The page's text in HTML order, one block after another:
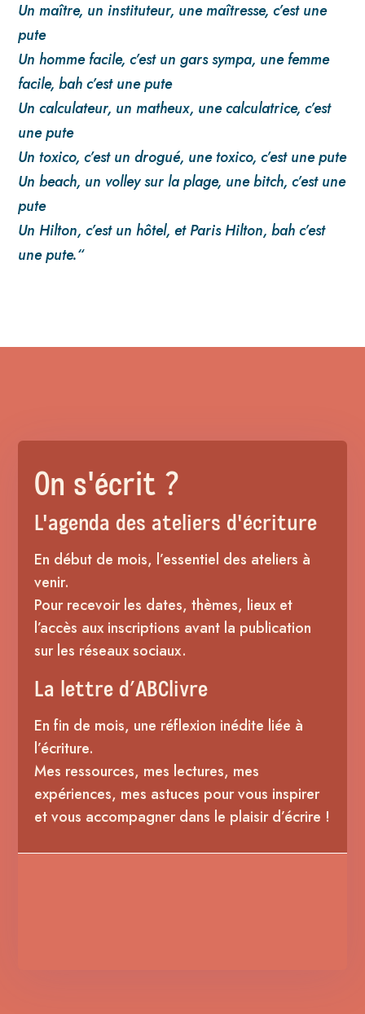
Un maître, un instituteur, une maîtresse, c’est une
pute
Un homme facile, c’est un gars sympa, une femme
facile, bah c’est une pute
Un calculateur, un matheux, une calculatrice, c’est
une pute
Un toxico, c’est un drogué, une toxico, c’est une pute
Un beach, un volley sur la plage, une bitch, c’est une
pute
Un Hilton, c’est un hôtel, et Paris Hilton, bah c’est
une pute.“
On s'écrit ?
L'agenda des ateliers d'écriture
En début de mois, l’essentiel des ateliers à
venir.
Pour recevoir les dates, thèmes, lieux et
l’accès aux inscriptions avant la publication
sur les réseaux sociaux.
La lettre d’ABClivre
En fin de mois, une réflexion inédite liée à
l’écriture.
Mes ressources, mes lectures, mes
expériences, mes astuces pour vous inspirer
et vous accompagner dans le plaisir d’écrire !